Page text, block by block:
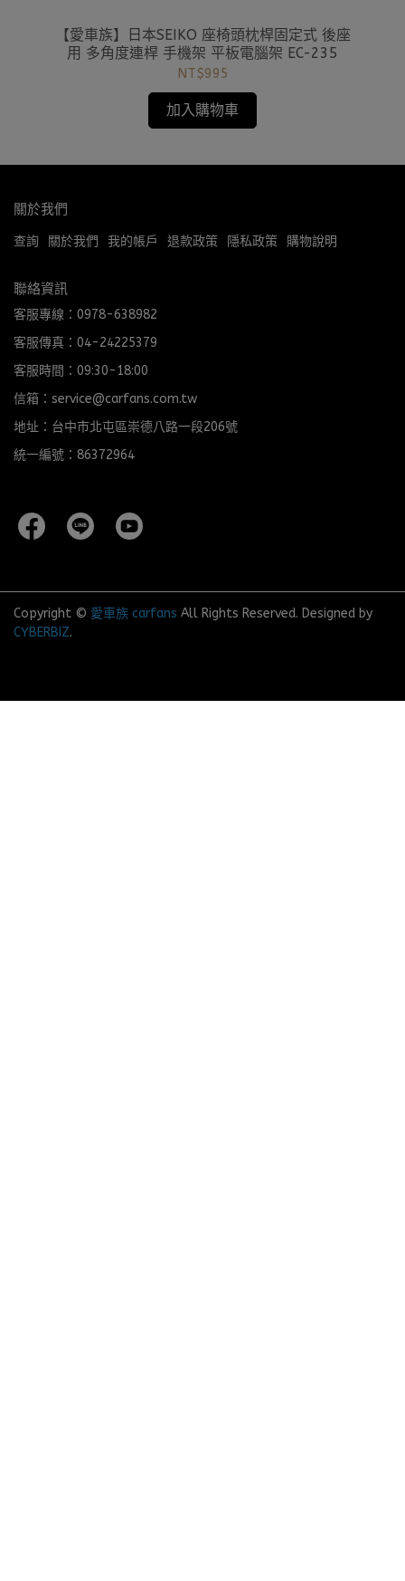
【愛車族】日本SEIKO 座椅頭枕桿固定式 後座
用 多角度連桿 手機架 平板電腦架 EC-235
NT$995
加入購物車
關於我們
查詢 關於我們 我的帳戶 退款政策 隱私政策 購物說明
聯絡資訊
客服專線：0978-638982
客服傳真：04-24225379
客服時間：09:30-18:00
信箱：service@carfans.com.tw
地址：台中市北屯區崇德八路一段206號
統一編號：86372964
Copyright © 愛車族 carfans All Rights Reserved. Designed by
CYBERBIZ.